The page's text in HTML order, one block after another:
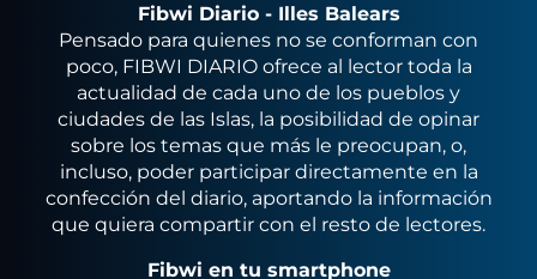
Fibwi Diario - Illes Balears
Pensado para quienes no se conforman con
poco, FIBWI DIARIO ofrece al lector toda la
actualidad de cada uno de los pueblos y
ciudades de las Islas, la posibilidad de opinar
sobre los temas que más le preocupan, o,
incluso, poder participar directamente en la
confección del diario, aportando la información
que quiera compartir con el resto de lectores.
Fibwi en tu smartphone